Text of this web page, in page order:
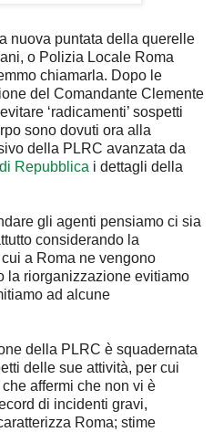
nuova puntata della querelle
o Polizia Locale Roma
chiamarla. Dopo le
del Comandante Clemente
‘radicamenti’ sospetti
sono dovuti ora alla
della PLRC avanzata da
Repubblica i dettagli della
gli agenti pensiamo ci sia
considerando la
a Roma ne vengono
la riorganizzazione evitiamo
ad alcune
della PLRC è squadernata
delle sue attività, per cui
affermi che non vi è
di incidenti gravi,
Roma; stime